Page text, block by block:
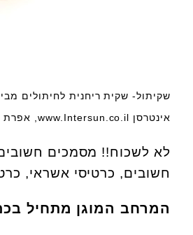
אינטרסן www.Intersun.co.il, אפרת אשל
לא לשכוח!! מסמכים חשובים
חשובים, כרטיסי אשראי,
המרחב המוגן מתחיל